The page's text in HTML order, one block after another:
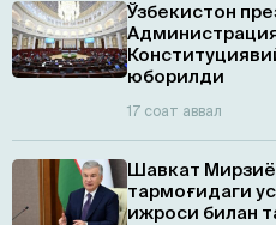
Ўзбекистон
юборилди
17 соат аввал
Шавкат
тармоғидаги
ижроси билан